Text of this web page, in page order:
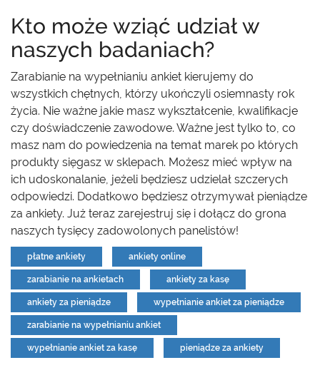
Kto może wziąć udział w
naszych badaniach?
Zarabianie na wypełnianiu ankiet kierujemy do
wszystkich chętnych, którzy ukończyli osiemnasty rok
życia. Nie ważne jakie masz wykształcenie, kwalifikacje
czy doświadczenie zawodowe. Ważne jest tylko to, co
masz nam do powiedzenia na temat marek po których
produkty sięgasz w sklepach. Możesz mieć wpływ na
ich udoskonalanie, jeżeli będziesz udzielał szczerych
odpowiedzi. Dodatkowo będziesz otrzymywał pieniądze
za ankiety. Już teraz zarejestruj się i dołącz do grona
naszych tysięcy zadowolonych panelistów!
płatne ankiety ankiety online
zarabianie na ankietach ankiety za kasę
ankiety za pieniądze wypełnianie ankiet za pieniądze
zarabianie na wypełnianiu ankiet
wypełnianie ankiet za kasę pieniądze za ankiety